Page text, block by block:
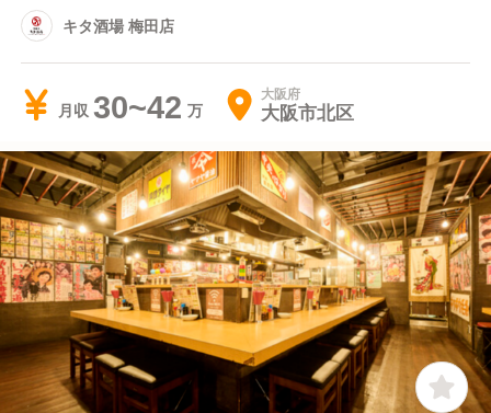
キタ酒場 梅田店
月収 30~42 大阪府
大阪市北区